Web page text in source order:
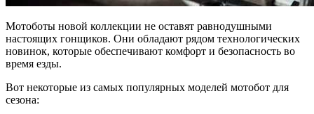
Мотоботы новой коллекции не оставят равнодушными
настоящих гонщиков. Они обладают рядом технологических
новинок, которые обеспечивают комфорт и безопасность во
время езды.
Вот некоторые из самых популярных моделей мотобот для
сезона: